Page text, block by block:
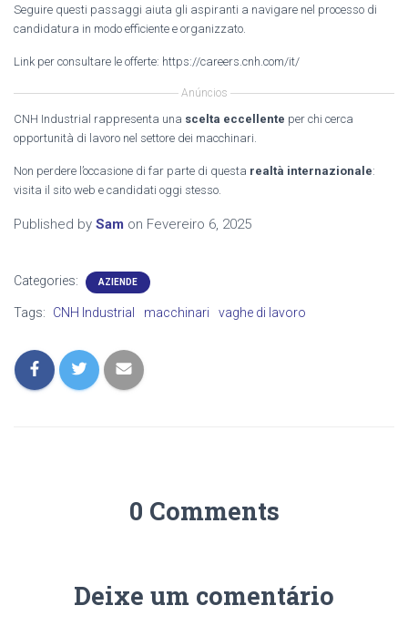
Seguire questi passaggi aiuta gli aspiranti a navigare nel processo di
candidatura in modo efficiente e organizzato.
Link per consultare le offerte: https://careers.cnh.com/it/
Anúncios
CNH Industrial rappresenta una scelta eccellente per chi cerca
opportunità di lavoro nel settore dei macchinari.
Non perdere l’occasione di far parte di questa realtà internazionale:
visita il sito web e candidati oggi stesso.
Published by Sam on Fevereiro 6, 2025
Categories: AZIENDE
Tags: CNH Industrial macchinari vaghe di lavoro
0 Comments
Deixe um comentário